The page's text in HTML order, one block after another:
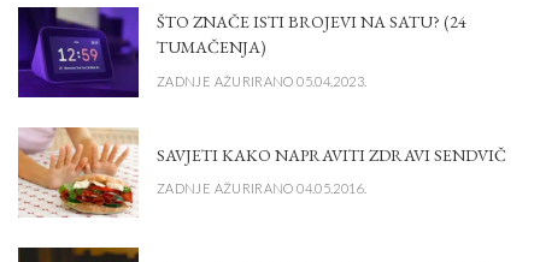
ŠTO ZNAČE ISTI BROJEVI NA SATU? (24
TUMAČENJA)
ZADNJE AŽURIRANO 05.04.2023.
SAVJETI KAKO NAPRAVITI ZDRAVI SENDVIČ
ZADNJE AŽURIRANO 04.05.2016.